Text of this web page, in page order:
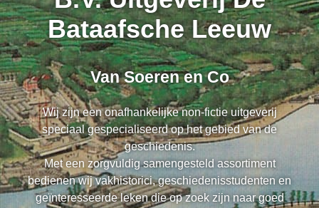
Bataafsche Leeuw
Van Soeren en Co
Wij zijn een onafhankelijke non-fictie uitgeverij
speciaal gespecialiseerd op het gebied van de
geschiedenis.
Met een zorgvuldig samengesteld assortiment
bedienen wij vakhistorici, geschiedenisstudenten en
geïnteresseerde leken die op zoek zijn naar goed